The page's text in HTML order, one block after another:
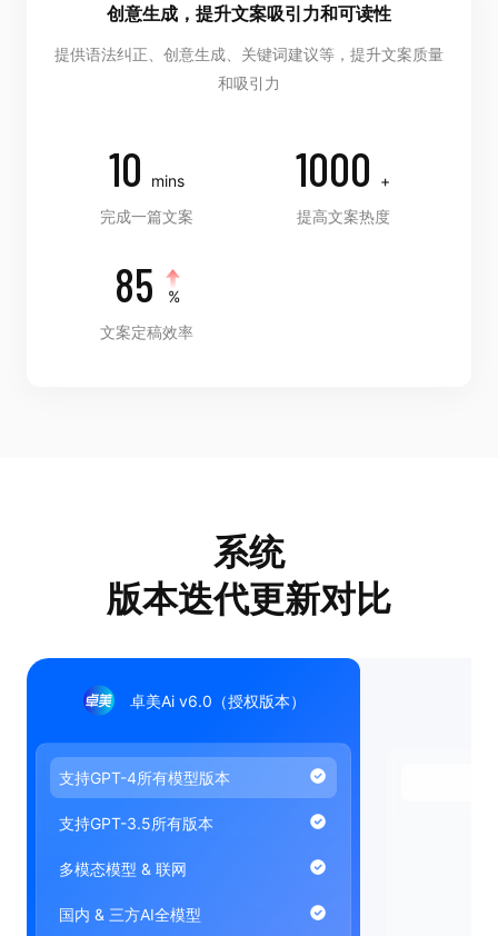
创意生成，提升文案吸引力和可读性
提供语法纠正、创意生成、关键词建议等，提升文案质量
和吸引力
10
mins
完成一篇文案
1000
+
提高文案热度
85
%
文案定稿效率
系统
版本迭代更新对比
卓美Ai v6.0（授权版本）
支持GPT-4所有模型版本
支持GPT-3.5所有版本
多模态模型 & 联网
国内 & 三方AI全模型